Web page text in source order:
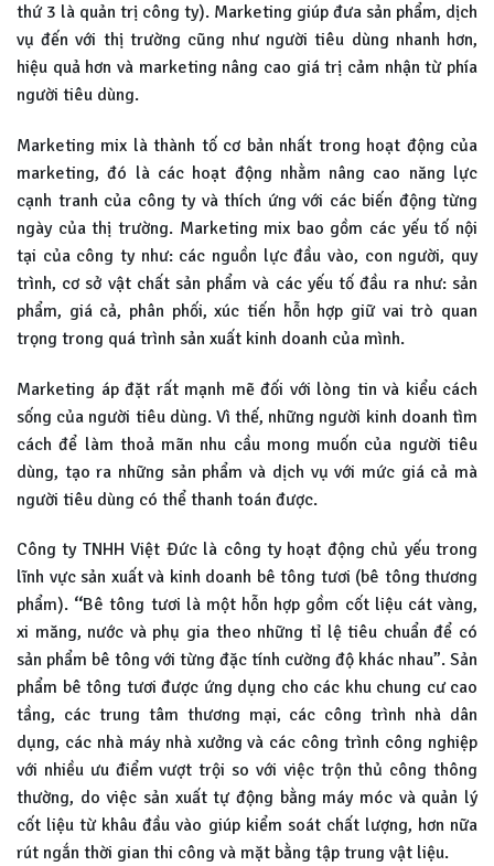
thứ 3 là quản trị công ty). Marketing giúp đưa sản phẩm, dịch
vụ đến với thị trường cũng như người tiêu dùng nhanh hơn,
hiệu quả hơn và marketing nâng cao giá trị cảm nhận từ phía
người tiêu dùng.
Marketing mix là thành tố cơ bản nhất trong hoạt động của
marketing, đó là các hoạt động nhằm nâng cao năng lực
cạnh tranh của công ty và thích ứng với các biến động từng
ngày của thị trường. Marketing mix bao gồm các yếu tố nội
tại của công ty như: các nguồn lực đầu vào, con người, quy
trình, cơ sở vật chất sản phẩm và các yếu tố đầu ra như: sản
phẩm, giá cả, phân phối, xúc tiến hỗn hợp giữ vai trò quan
trọng trong quá trình sản xuất kinh doanh của mình.
Marketing áp đặt rất mạnh mẽ đối với lòng tin và kiểu cách
sống của người tiêu dùng. Vì thế, những người kinh doanh tìm
cách để làm thoả mãn nhu cầu mong muốn của người tiêu
dùng, tạo ra những sản phẩm và dịch vụ với mức giá cả mà
người tiêu dùng có thể thanh toán được.
Công ty TNHH Việt Đức là công ty hoạt động chủ yếu trong
lĩnh vực sản xuất và kinh doanh bê tông tươi (bê tông thương
phẩm). “Bê tông tươi là một hỗn hợp gồm cốt liệu cát vàng,
xi măng, nước và phụ gia theo những tỉ lệ tiêu chuẩn để có
sản phẩm bê tông với từng đặc tính cường độ khác nhau”. Sản
phẩm bê tông tươi được ứng dụng cho các khu chung cư cao
tầng, các trung tâm thương mại, các công trình nhà dân
dụng, các nhà máy nhà xưởng và các công trình công nghiệp
với nhiều ưu điểm vượt trội so với việc trộn thủ công thông
thường, do việc sản xuất tự động bằng máy móc và quản lý
cốt liệu từ khâu đầu vào giúp kiểm soát chất lượng, hơn nữa
rút ngắn thời gian thi công và mặt bằng tập trung vật liệu.